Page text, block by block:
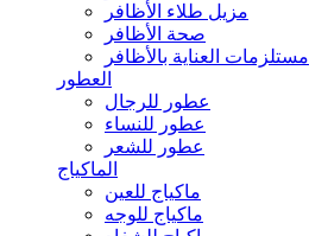
مزيل طلاء الأظافر
صحة الأظافر
مستلزمات العناية بالأظافر
العطور
عطور للرجال
عطور للنساء
عطور للشعر
الماكياج
ماكياج للعين
ماكياج للوجه